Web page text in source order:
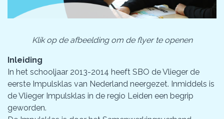
Klik op de afbeelding om de flyer te openen
Inleiding
In het schooljaar 2013-2014 heeft SBO de Vlieger de
eerste Impulsklas van Nederland neergezet. Inmiddels is
de Vlieger Impulsklas in de regio Leiden een begrip
geworden.